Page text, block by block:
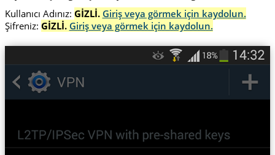
Kullanıcı Adınız: GİZLİ. Giriş veya görmek için kaydolun.
Şifreniz: GİZLİ. Giriş veya görmek için kaydolun.